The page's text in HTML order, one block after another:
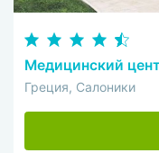
Медицинский
Греция, Салоники